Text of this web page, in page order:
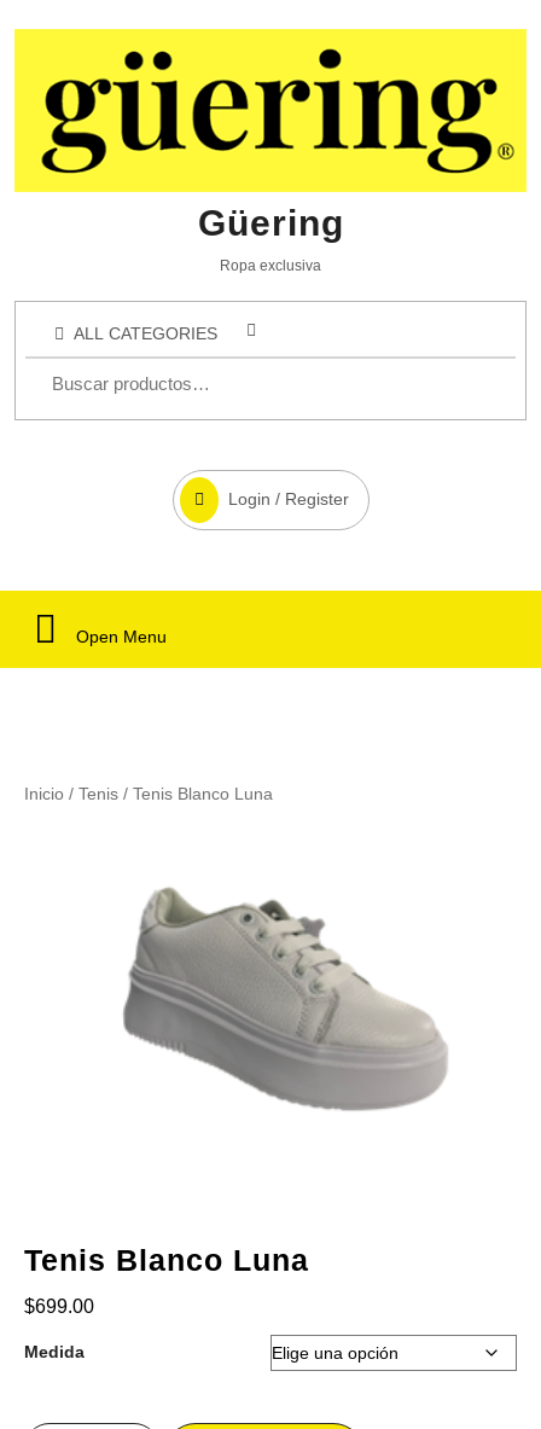
Güering
Ropa exclusiva
ALL CATEGORIES
Login / Register
Open Menu
Inicio / Tenis / Tenis Blanco Luna
Tenis Blanco Luna
$699.00
Medida